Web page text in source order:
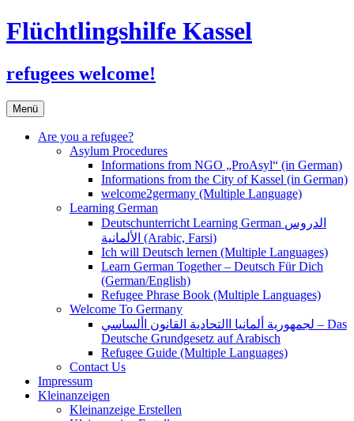
Flüchtlingshilfe Kassel
refugees welcome!
Menü Zum
Inhalt
springen
Are you a refugee?
Asylum Procedures
Informations from NGO „ProAsyl“ (in German)
Informations from the City of Kassel (in German)
welcome2germany (Multiple Language)
Learning German
Deutschunterricht Learning German الدروس
الألمانية (Arabic, Farsi)
Ich will Deutsch lernen (Multiple Languages)
Learn German Together – Deutsch Für Dich
(German/English)
Refugee Phrase Book (Multiple Languages)
Welcome To Germany
لجمهورية ألمانيا االتحادية القانون األساسي – Das
Deutsche Grundgesetz auf Arabisch
Refugee Guide (Multiple Languages)
Contact Us
Impressum
Kleinanzeigen
Kleinanzeige Erstellen